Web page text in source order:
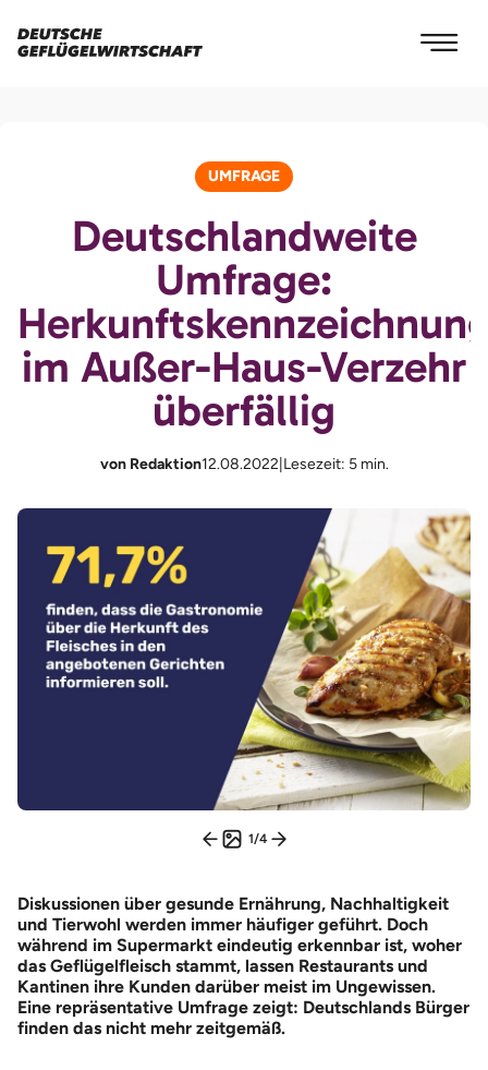
UMFRAGE
Deutschlandweite
Umfrage:
im Außer-Haus-Verzehr
überfällig
von Redaktion12.08.2022 Lesezeit: 5 min.
1/4
Diskussionen über gesunde Ernährung, Nachhaltigkeit
und Tierwohl werden immer häufiger geführt. Doch
während im Supermarkt eindeutig erkennbar ist, woher
das Geflügelfleisch stammt, lassen Restaurants und
Kantinen ihre Kunden darüber meist im Ungewissen.
Eine repräsentative Umfrage zeigt: Deutschlands Bürger
finden das nicht mehr zeitgemäß.